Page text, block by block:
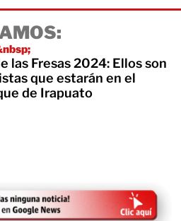
las Fresas 2024: Ellos son
que estarán en el
de Irapuato